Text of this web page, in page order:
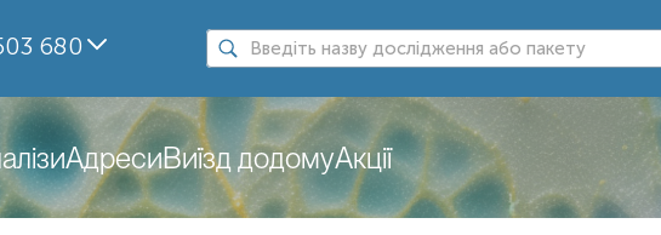
680
АдресиВиїзд додомуАкції